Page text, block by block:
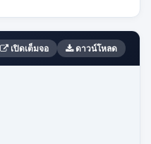
เปิดเต็มจอ ดาวน์โหลด